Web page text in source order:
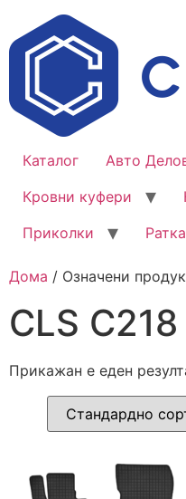
Каталог Авто
Кровни куфери
Приколки
Дома / Означени
CLS C218
Прикажан е еден